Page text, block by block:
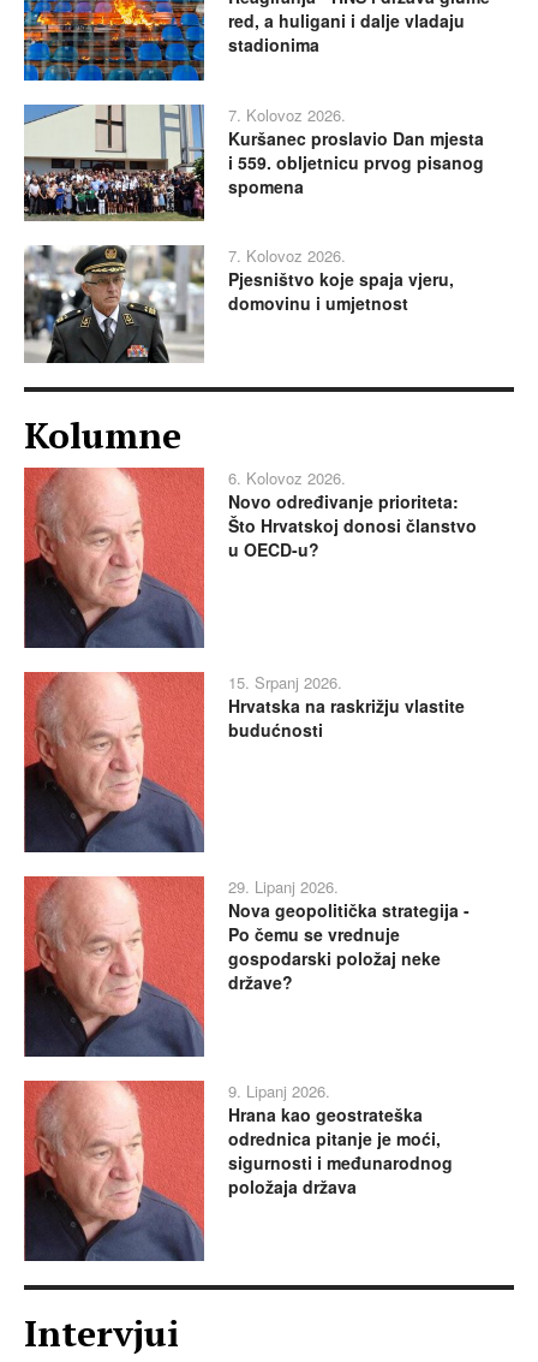
red, a huligani i dalje vladaju
stadionima
7. Kolovoz 2026.
Kuršanec proslavio Dan mjesta
i 559. obljetnicu prvog pisanog
spomena
7. Kolovoz 2026.
Pjesništvo koje spaja vjeru,
domovinu i umjetnost
Kolumne
6. Kolovoz 2026.
Novo određivanje prioriteta:
Što Hrvatskoj donosi članstvo
u OECD-u?
15. Srpanj 2026.
Hrvatska na raskrižju vlastite
budućnosti
29. Lipanj 2026.
Nova geopolitička strategija -
Po čemu se vrednuje
gospodarski položaj neke
države?
9. Lipanj 2026.
Hrana kao geostrateška
odrednica pitanje je moći,
sigurnosti i međunarodnog
položaja država
Intervjui